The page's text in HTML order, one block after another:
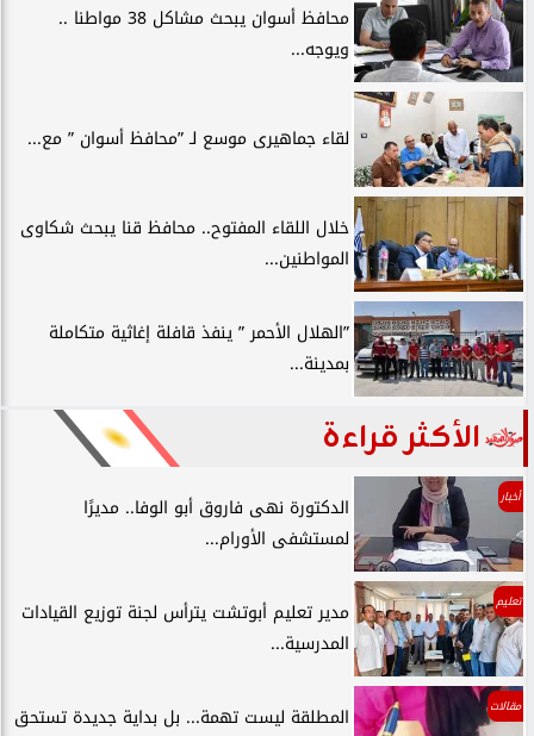
محافظ أسوان يبحث مشاكل 38 مواطنا ..
ويوجه...
لقاء جماهيرى موسع لـ ”محافظ أسوان ” مع...
خلال اللقاء المفتوح.. محافظ قنا يبحث شكاوى
المواطنين...
”الهلال الأحمر ” ينفذ قافلة إغاثية متكاملة
بمدينة...
الأكثر قراءة
أخبار
الدكتورة نهى فاروق أبو الوفا.. مديرًا
لمستشفى الأورام...
تعليم
مدير تعليم أبوتشت يترأس لجنة توزيع القيادات
المدرسية...
مقالات
المطلقة ليست تهمة... بل بداية جديدة تستحق